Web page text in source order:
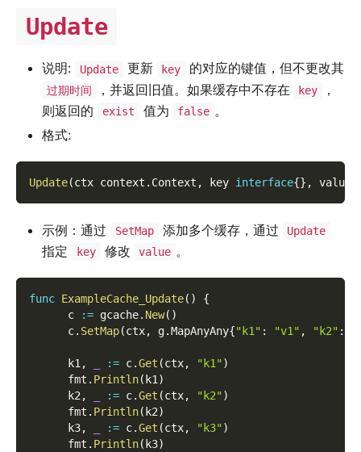
Update
说明: Update 更新 key 的对应的键值，但不更改其
过期时间 ，并返回旧值。如果缓存中不存在 key
，
则返回的
exist 值为 false 。
格式:
Update(ctx context . Context , key interface{} , value
示例：通过 SetMap 添加多个缓存，通过 Update
指定 key 修改 value 。
func ExampleCache_Update( )
{
      c
:= gcache. New( )
      c
. SetMap(ctx, g.MapAnyAny{"k1" : "v1" , "k2" :
      k1
, := c.Get (ctx, "k1")
      fmt
. Println( k1 )
      k2
, := c.Get (ctx, "k2")
      fmt
. Println( k2)
      k3
, := c.Get (ctx, "k3")
      fmt
. Println( k3)